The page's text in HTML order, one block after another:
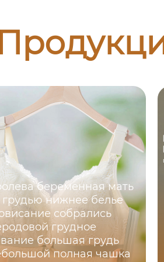
беременная мать
нижнее белье
собрались
грудное
большая грудь
полная чашка